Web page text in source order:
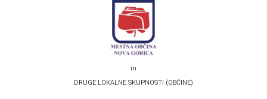
in
DRUGE LOKALNE SKUPNOSTI (OBČINE)